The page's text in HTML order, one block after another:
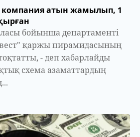
компания атын жамылып, 1
бойынша департаменті
қаржы пирамидасының
- деп хабарлайды
схема азаматтардың